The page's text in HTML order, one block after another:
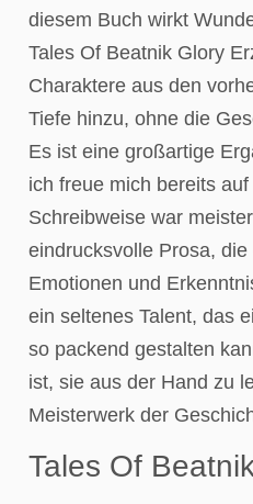
diesem Buch wirkt
Tales Of Beatnik Glory
Charaktere aus den
Tiefe hinzu, ohne die
Es ist eine großartige
ich freue mich bereits
Schreibweise war
eindrucksvolle Prosa, die
Emotionen und
ein seltenes Talent, das
so packend gestalten
ist, sie aus der Hand zu
Meisterwerk der
Tales Of